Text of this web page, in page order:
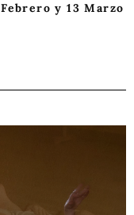
y 13 Marzo